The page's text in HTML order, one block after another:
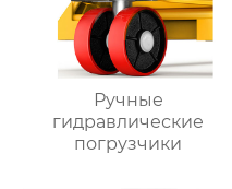
Ручные
гидравлические
погрузчики